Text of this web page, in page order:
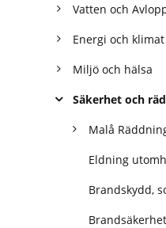
Vatten och
Energi och klimat
Miljö och hälsa
Säkerhet och
Malå
Eldning
Brandskydd,
Brandsäkerhet